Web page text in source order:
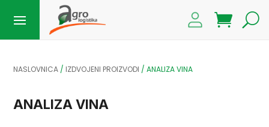
NASLOVNICA / IZDVOJENI PROIZVODI / ANALIZA VINA
ANALIZA VINA